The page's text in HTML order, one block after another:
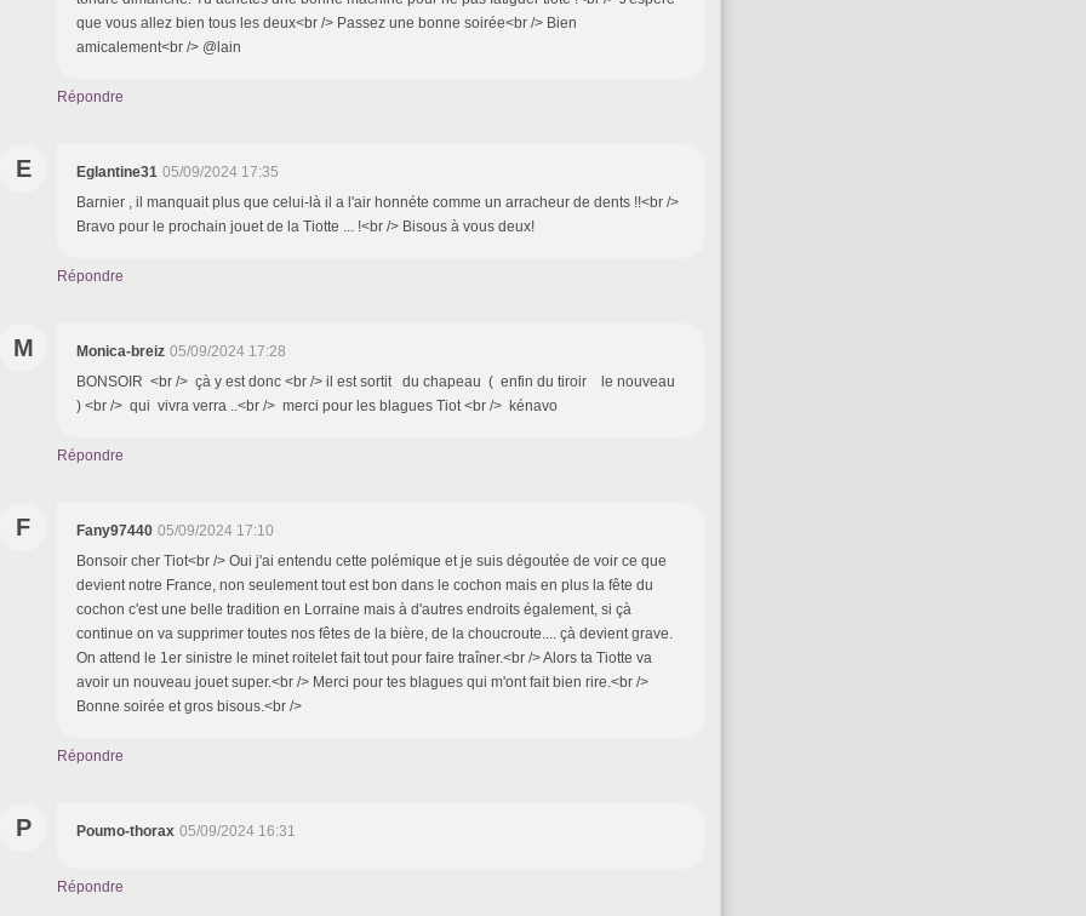
que vous allez bien tous les deux<br /> Passez une bonne soirée<br /> Bien
amicalement<br /> @lain
Répondre
E Eglantine31 05/09/2024 17:35
Barnier , il manquait plus que celui-là il a l'air honnéte comme un arracheur de dents !!<br />
Bravo pour le prochain jouet de la Tiotte ... !<br /> Bisous à vous deux!
Répondre
M Monica-breiz 05/09/2024 17:28
BONSOIR <br /> çà y est donc <br /> il est sortit du chapeau ( enfin du tiroir le nouveau
) <br /> qui vivra verra ..<br /> merci pour les blagues Tiot <br /> kénavo
Répondre
F Fany97440 05/09/2024 17:10
Bonsoir cher Tiot<br /> Oui j'ai entendu cette polémique et je suis dégoutée de voir ce que
devient notre France, non seulement tout est bon dans le cochon mais en plus la fête du
cochon c'est une belle tradition en Lorraine mais à d'autres endroits également, si çà
continue on va supprimer toutes nos fêtes de la bière, de la choucroute.... çà devient grave.
On attend le 1er sinistre le minet roitelet fait tout pour faire traîner.<br /> Alors ta Tiotte va
avoir un nouveau jouet super.<br /> Merci pour tes blagues qui m'ont fait bien rire.<br />
Bonne soirée et gros bisous.<br />
Répondre
P Poumo-thorax 05/09/2024 16:31
Répondre